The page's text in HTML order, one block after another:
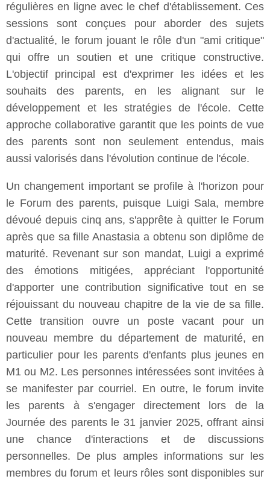
régulières en ligne avec le chef d'établissement. Ces
sessions sont conçues pour aborder des sujets
d'actualité, le forum jouant le rôle d'un "ami critique"
qui offre un soutien et une critique constructive.
L'objectif principal est d'exprimer les idées et les
souhaits des parents, en les alignant sur le
développement et les stratégies de l'école. Cette
approche collaborative garantit que les points de vue
des parents sont non seulement entendus, mais
aussi valorisés dans l'évolution continue de l'école.
Un changement important se profile à l'horizon pour
le Forum des parents, puisque Luigi Sala, membre
dévoué depuis cinq ans, s'apprête à quitter le Forum
après que sa fille Anastasia a obtenu son diplôme de
maturité. Revenant sur son mandat, Luigi a exprimé
des émotions mitigées, appréciant l'opportunité
d'apporter une contribution significative tout en se
réjouissant du nouveau chapitre de la vie de sa fille.
Cette transition ouvre un poste vacant pour un
nouveau membre du département de maturité, en
particulier pour les parents d'enfants plus jeunes en
M1 ou M2. Les personnes intéressées sont invitées à
se manifester par courriel. En outre, le forum invite
les parents à s'engager directement lors de la
Journée des parents le 31 janvier 2025, offrant ainsi
une chance d'interactions et de discussions
personnelles. De plus amples informations sur les
membres du forum et leurs rôles sont disponibles sur